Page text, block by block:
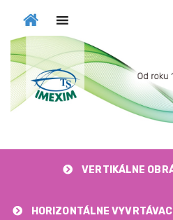
MENU
VERTIKÁLNE
HORIZONTÁLNE